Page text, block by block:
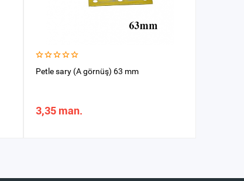
Petle sary (A görnüş) 63 mm
3,35 man.